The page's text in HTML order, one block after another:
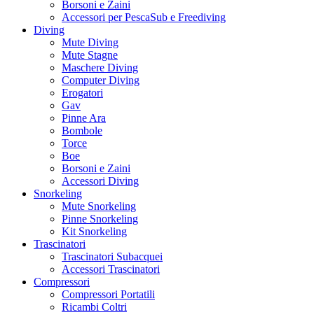
Borsoni e Zaini
Accessori per PescaSub e Freediving
Diving
Mute Diving
Mute Stagne
Maschere Diving
Computer Diving
Erogatori
Gav
Pinne Ara
Bombole
Torce
Boe
Borsoni e Zaini
Accessori Diving
Snorkeling
Mute Snorkeling
Pinne Snorkeling
Kit Snorkeling
Trascinatori
Trascinatori Subacquei
Accessori Trascinatori
Compressori
Compressori Portatili
Ricambi Coltri